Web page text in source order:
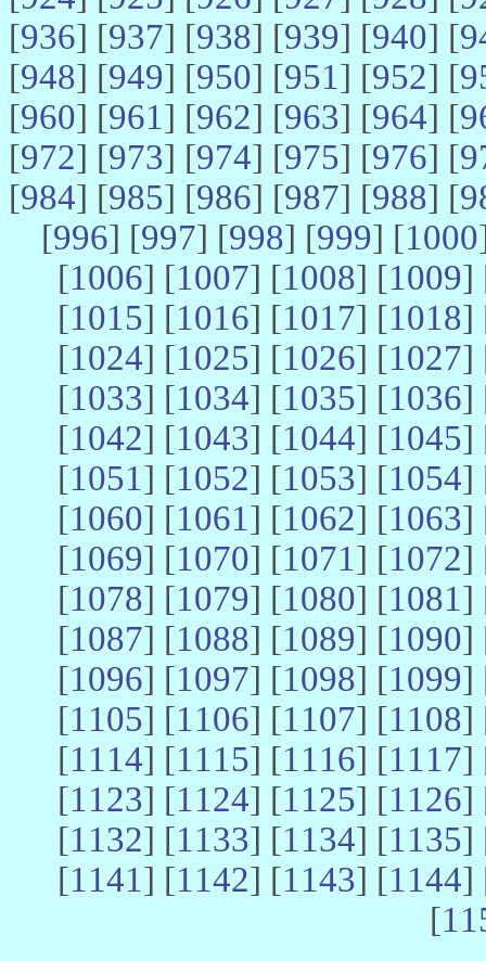
[936] [937] [938] [939] [940] [
[948] [949] [950] [951] [952] [
[960] [961] [962] [963] [964] [
[972] [973] [974] [975] [976] [
[984] [985] [986] [987] [988] [
[996] [997] [998] [999] [1000
[1006] [1007] [1008] [1009]
[1015] [1016] [1017] [1018]
[1024] [1025] [1026] [1027]
[1033] [1034] [1035] [1036]
[1042] [1043] [1044] [1045]
[1051] [1052] [1053] [1054]
[1060] [1061] [1062] [1063]
[1069] [1070] [1071] [1072]
[1078] [1079] [1080] [1081]
[1087] [1088] [1089] [1090]
[1096] [1097] [1098] [1099]
[1105] [1106] [1107] [1108]
[1114] [1115] [1116] [1117]
[1123] [1124] [1125] [1126]
[1132] [1133] [1134] [1135]
[1141] [1142] [1143] [1144]
[